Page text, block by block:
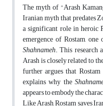
The myth of "Arash
Iranian myth that predates
a significant role in heroic
emergence of Rostam,
Shahnameh. This research
Arash is closely related to
further argues that
explains why the
appears to embody the